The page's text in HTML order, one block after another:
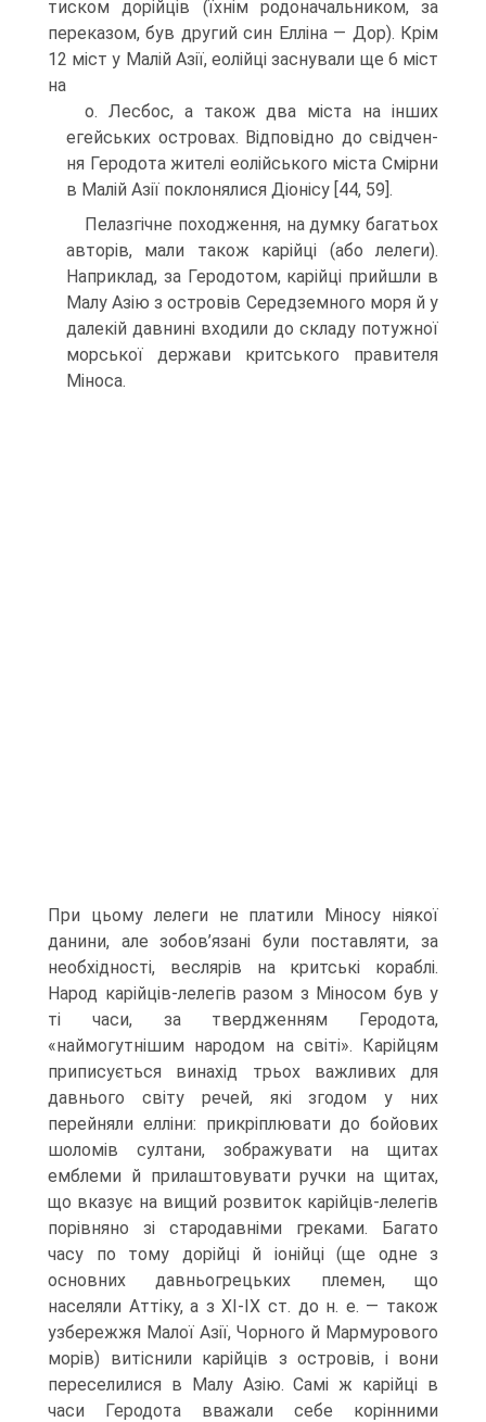
тиском дорійців (їхнім родоначальником, за
переказом, був дру­гий син Елліна — Дор). Крім
12 міст у Малій Азії, еолійці заснували ще 6 міст
на
о. Лесбос, а також два міста на інших
егейських островах. Відповідно до свідчен­
ня Геродота жителі еолійського міста Смірни
в Малій Азії поклонялися Діонісу [44, 59].
Пелазгічне походження, на думку багатьох
авторів, мали також карійці (або лелеги).
Наприклад, за Геродотом, карійці прийшли в
Малу Азію з островів Середземного моря й у
далекій давнині входили до складу потужної
морської дер­жави критського правителя
Міноса.
При цьому лелеги не платили Міносу ніякої
данини, але зобов’язані були поставляти, за
необхідності, веслярів на критські кораблі.
Народ карійців-лелегів разом з Міносом був у
ті часи, за твердженням Геродота,
«наймогутнішим народом на світі». Карійцям
приписується винахід трьох важливих для
давнього світу речей, які згодом у них
перейняли елліни: прикріплювати до бойових
шоломів султани, зображувати на щитах
емблеми й прилаштовувати ручки на щитах,
що вказує на вищий розвиток карійців-ле­легів
порівняно зі стародавніми греками. Багато
часу по тому дорійці й іонійці (ще одне з
основних давньогрецьких племен, що
населяли Аттіку, а з ХІ-ІХ ст. до н. е. — також
узбережжя Малої Азії, Чорного й Мармурового
морів) витісни­ли карійців з островів, і вони
переселилися в Малу Азію. Самі ж карійці в
часи Геродота вважали себе корінними